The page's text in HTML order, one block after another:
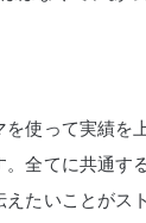
を使って実績を
。全てに共通す
えたいことがス